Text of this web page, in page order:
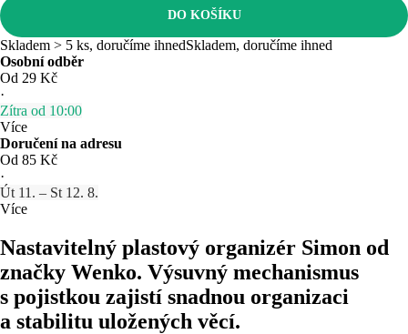
DO KOŠÍKU
Skladem > 5 ks, doručíme ihnedSkladem, doručíme ihned
Osobní odběr
Od 29 Kč
·
Zítra od 10:00
Více
Doručení na adresu
Od 85 Kč
·
Út 11. – St 12. 8.
Více
Nastavitelný plastový organizér Simon od
značky Wenko. Výsuvný mechanismus
s pojistkou zajistí snadnou organizaci
a stabilitu uložených věcí.